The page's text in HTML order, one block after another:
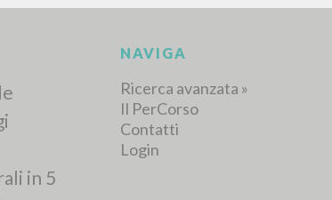
in 5
NAVIGA
Ricerca avanzata »
Il PerCorso
Contatti
Login